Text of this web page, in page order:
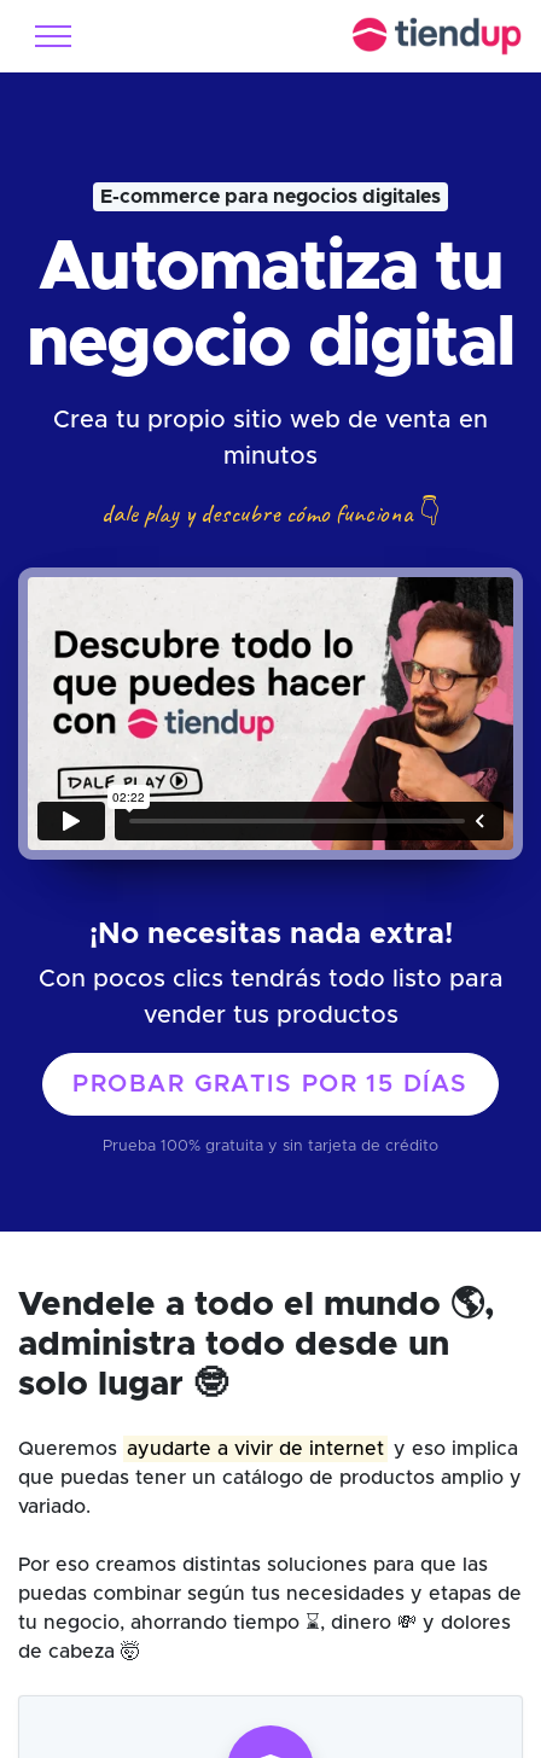
E-commerce para negocios digitales
Automatiza tu
negocio digital
Crea tu propio sitio web de venta en
minutos
dale play y descubre cómo funciona 👇
¡No necesitas nada extra!
Con pocos clics tendrás todo listo para
vender tus productos
PROBAR GRATIS POR15 DÍAS
Prueba 100% gratuita y sin tarjeta de crédito
Vendele a todo el mundo 🌎,
administra todo desde un
solo lugar 🤓
Queremos ayudarte a vivir de internet y eso implica
que puedas tener un catálogo de productos amplio y
variado.
Por eso creamos distintas soluciones para que las
puedas combinar según tus necesidades y etapas de
tu negocio, ahorrando tiempo ⌛, dinero 💸 y dolores
de cabeza 🤯